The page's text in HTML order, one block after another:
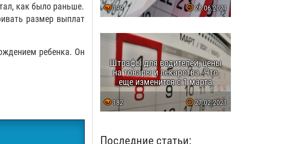
как было раньше.
размер выплат
ребенка. Он
199 28.06.2021
Штрафы для водителей, цены
на товары и лекарства. Что
еще изменится с 1 марта
182 27.02.2021
Последние статьи: